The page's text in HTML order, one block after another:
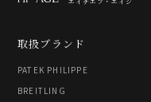
取扱ブランド
PATEK PHILIPPE
BREITLING